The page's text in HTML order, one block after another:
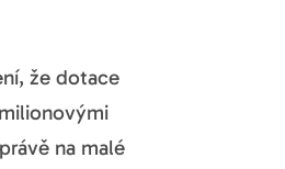
že dotace
na malé